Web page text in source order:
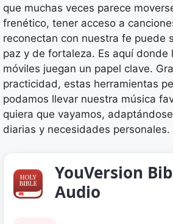
que muchas veces parece
frenético, tener acceso a
reconectan con nuestra fe puede
paz y de fortaleza. Es aquí donde
móviles juegan un papel clave.
practicidad, estas herramientas
podamos llevar nuestra música
quiera que vayamos,
diarias y necesidades personales.
YouVersion
Audio